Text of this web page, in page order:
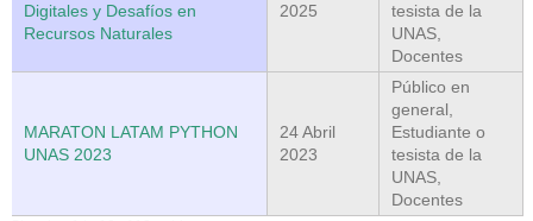
Digitales y Desafíos en
Recursos Naturales
2025
tesista de la
UNAS,
Docentes
MARATON LATAM PYTHON
UNAS 2023
24 Abril
2023
Público en
general,
Estudiante o
tesista de la
UNAS,
Docentes